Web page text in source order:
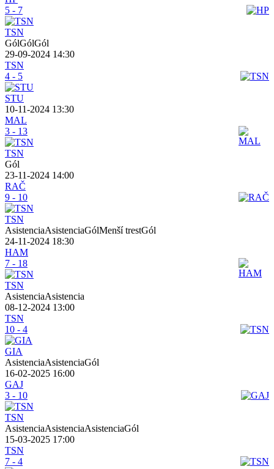
5 - 7
TSN
GólGólGól
29-09-2024 14:30
TSN
4 - 5
STU
10-11-2024 13:30
MAL
3 - 13
TSN
Gól
23-11-2024 14:00
RAČ
9 - 10
TSN
AsistenciaAsistenciaGólMenší trestGól
24-11-2024 18:30
HAM
7 - 18
TSN
AsistenciaAsistencia
08-12-2024 13:00
TSN
10 - 4
GIA
AsistenciaAsistenciaGól
16-02-2025 16:00
GAJ
3 - 10
TSN
AsistenciaAsistenciaAsistenciaGól
15-03-2025 17:00
TSN
7 - 4